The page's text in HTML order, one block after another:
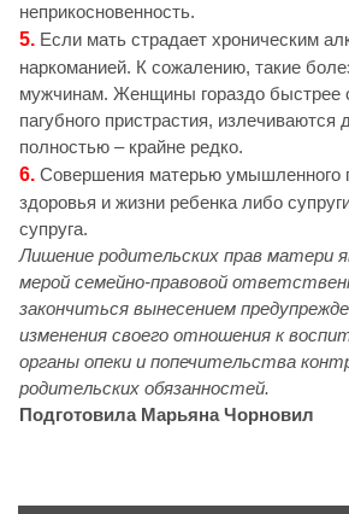
неприкосновенность.
5. Если мать страдает хроническим
наркоманией. К сожалению, такие
мужчинам. Женщины гораздо быстрее
пагубного пристрастия,
полностью – крайне редко.
6. Совершения матерью умышленного
здоровья и жизни ребенка либо
супруга.
Лишение родительских прав матери
мерой семейно-правовой
закончиться вынесением
изменения своего отношения к
органы опеки и попечительства
родительских обязанностей.
Подготовила Марьяна Чорновил